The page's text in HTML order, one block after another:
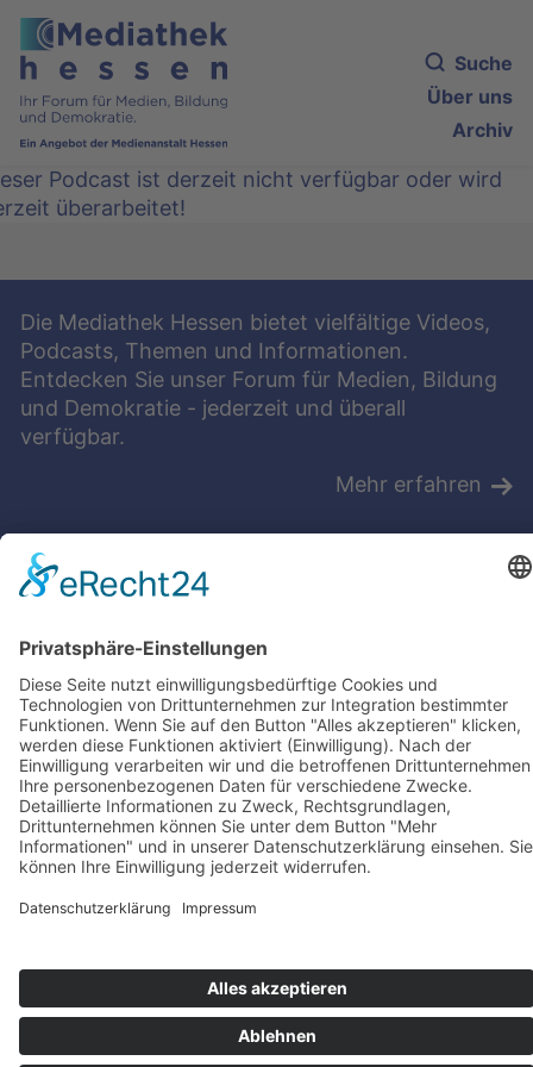
Suche
Über uns
Archiv
Podcast ist derzeit nicht verfügbar oder wird
überarbeitet!
Die Mediathek Hessen bietet vielfältige Videos,
Podcasts, Themen und Informationen.
Entdecken Sie unser Forum für Medien, Bildung
und Demokratie - jederzeit und überall
verfügbar.
Mehr erfahren
KONTAKT
ERKLÄRUNG ZUR BARRIEREFREIHEIT
COOKIE-EINSTELLUNGEN
© 2026 Medienanstalt Hessen